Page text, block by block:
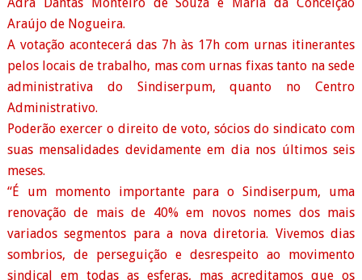
Araújo de Nogueira.
A votação acontecerá das 7h às 17h com urnas itinerantes
pelos locais de trabalho, mas com urnas fixas tanto na sede
administrativa do Sindiserpum, quanto no Centro
Administrativo.
Poderão exercer o direito de voto, sócios do sindicato com
suas mensalidades devidamente em dia nos últimos seis
meses.
“É um momento importante para o Sindiserpum, uma
renovação de mais de 40% em novos nomes dos mais
variados segmentos para a nova diretoria. Vivemos dias
sombrios, de perseguição e desrespeito ao movimento
sindical em todas as esferas, mas acreditamos que os